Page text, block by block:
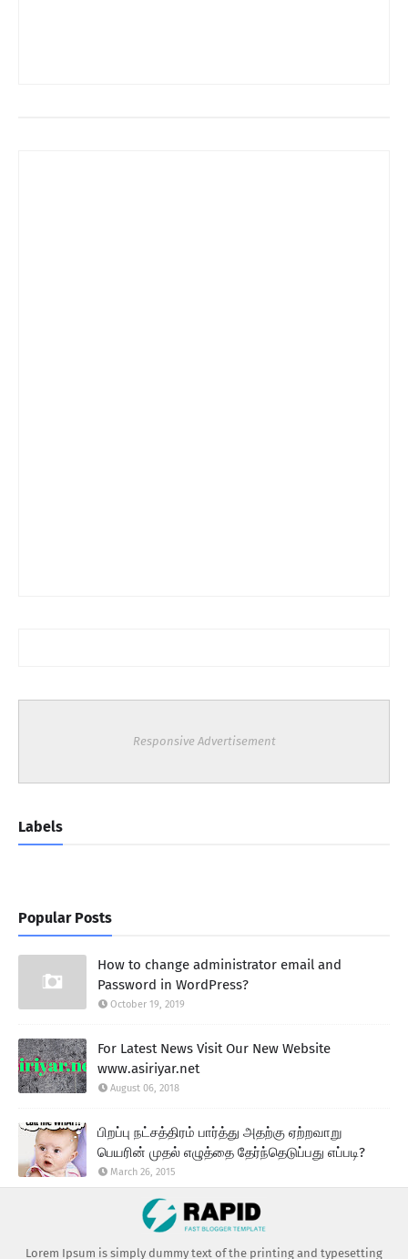
Responsive Advertisement
Labels
Popular Posts
How to change administrator email and
Password in WordPress?
October 19, 2019
For Latest News Visit Our New Website
www.asiriyar.net
August 06, 2018
பிறப்பு நட்சத்திரம் பார்த்து அதற்கு ஏற்றவாறு
பெயரின் முதல் எழுத்தை தேர்ந்தெடுப்பது எப்படி?
March 26, 2015
Lorem Ipsum is simply dummy text of the printing and typesetting